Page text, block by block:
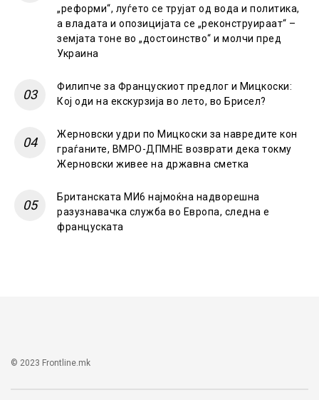
„реформи“, луѓето се трујат од вода и политика,
а владата и опозицијата се „реконструираат“ –
земјата тоне во „достоинство“ и молчи пред
Украина
Филипче за Францускиот предлог и Мицкоски:
Кој оди на екскурзија во лето, во Брисел?
Жерновски удри по Мицкоски за навредите кон
граѓаните, ВМРО-ДПМНЕ возврати дека токму
Жерновски живее на државна сметка
Британската МИ6 најмоќна надворешна
разузнавачка служба во Европа, следна е
француската
© 2023 Frontline.mk